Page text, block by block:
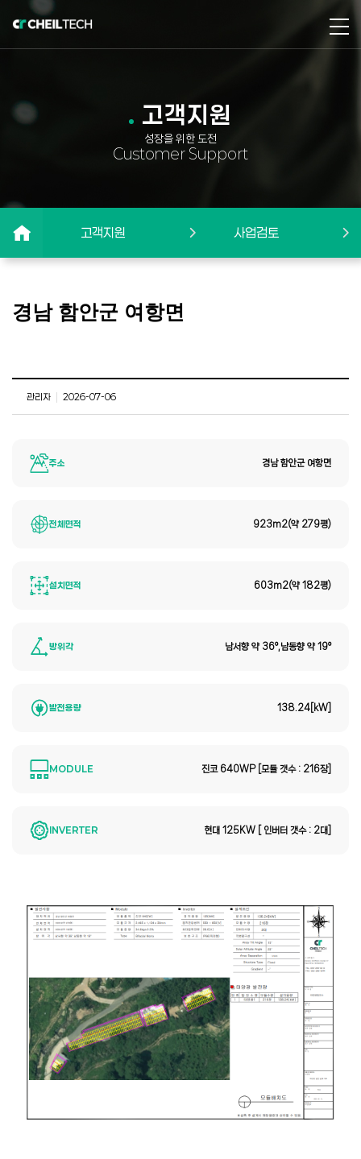
고객지원
성장을 위한 도전
Customer Support
고객지원 사업검토
경남 함안군 여항면
관리자 2026-07-06
주소 경남 함안군 여항면
전체면적 923m2(약 279평)
설치면적 603m2(약 182평)
방위각 남서향 약 36°,남동향 약 19°
발전용량 138.24[kW]
MODULE 진코 640WP [모듈 갯수 : 216장]
INVERTER 현대 125KW [ 인버터 갯수 : 2대]